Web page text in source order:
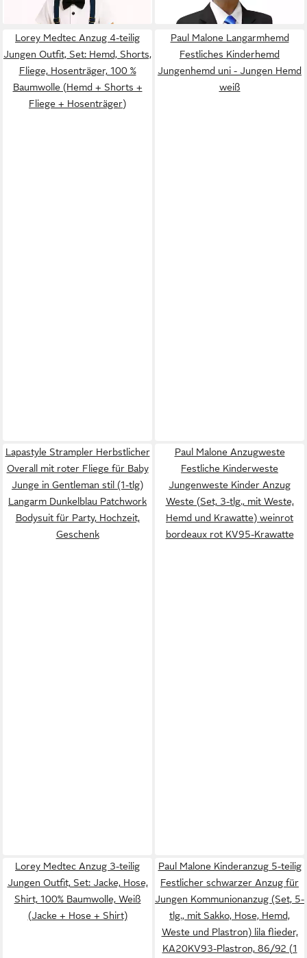
Fliege + Hosenträger)
tlg., mit Sakko, Weste, Hose,
Hemd, Krawatte und
Einstecktuch) KA20 mit
blauer Krawatte, schwarz, 86
Lorey Medtec Anzug 4-teilig
Jungen Outfit, Set: Hemd, Shorts,
Fliege, Hosenträger, 100 %
Baumwolle (Hemd + Shorts +
Fliege + Hosenträger)
Paul Malone Langarmhemd
Festliches Kinderhemd
Jungenhemd uni - Jungen Hemd
weiß
Lapastyle Strampler Herbstlicher
Overall mit roter Fliege für Baby
Junge in Gentleman stil (1-tlg)
Langarm Dunkelblau Patchwork
Bodysuit für Party, Hochzeit,
Geschenk
Paul Malone Anzugweste
Festliche Kinderweste
Jungenweste Kinder Anzug
Weste (Set, 3-tlg., mit Weste,
Hemd und Krawatte) weinrot
bordeaux rot KV95-Krawatte
Lorey Medtec Anzug 3-teilig
Jungen Outfit, Set: Jacke, Hose,
Shirt, 100% Baumwolle, Weiß
(Jacke + Hose + Shirt)
Paul Malone Kinderanzug 5-teilig
Festlicher schwarzer Anzug für
Jungen Kommunionanzug (Set, 5-
tlg., mit Sakko, Hose, Hemd,
Weste und Plastron) lila flieder,
KA20KV93-Plastron, 86/92 (1